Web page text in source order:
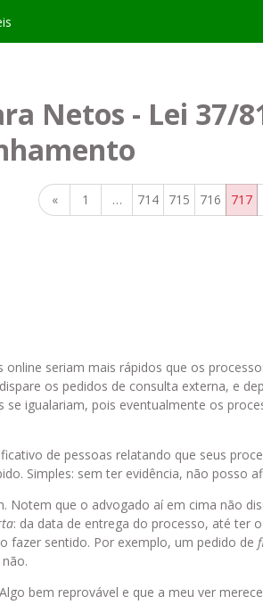
Netos - Lei 37/
« 1 … 714 715 716 717
seriam mais rápidos que os
os pedidos de consulta externa, e
igualariam, pois eventualmente os
de pessoas relatando que seus
Simples: sem ter evidência, não posso
que o advogado aí em cima não
: da data de entrega do processo, até ter
fazer sentido. Por exemplo, um pedido de
bem reprovável e que a meu ver